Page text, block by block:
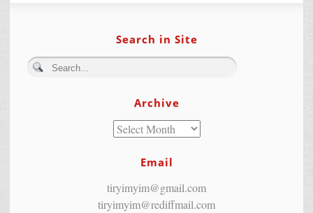
Search in Site
Archive
Email
tiryimyim@gmail.com
tiryimyim@rediffmail.com